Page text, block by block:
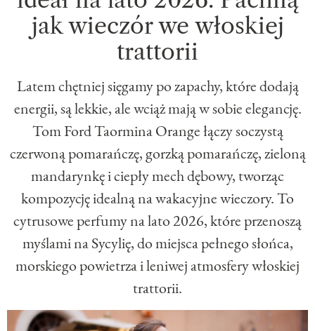
jak wieczór we włoskiej
trattorii
Latem chętniej sięgamy po zapachy, które dodają
energii, są lekkie, ale wciąż mają w sobie elegancję.
Tom Ford Taormina Orange łączy soczystą
czerwoną pomarańczę, gorzką pomarańczę, zieloną
mandarynkę i ciepły mech dębowy, tworząc
kompozycję idealną na wakacyjne wieczory. To
cytrusowe perfumy na lato 2026, które przenoszą
myślami na Sycylię, do miejsca pełnego słońca,
morskiego powietrza i leniwej atmosfery włoskiej
trattorii.